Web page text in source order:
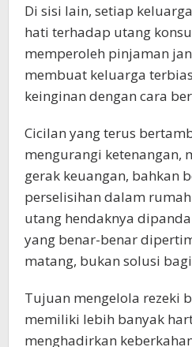
Di sisi lain, setiap
hati terhadap utang
memperoleh pinjaman
membuat keluarga
keinginan dengan cara
Cicilan yang terus
mengurangi ketenangan,
gerak keuangan, bahkan
perselisihan dalam
utang hendaknya
yang benar-benar
matang, bukan solusi
Tujuan mengelola rezeki
memiliki lebih banyak
menghadirkan